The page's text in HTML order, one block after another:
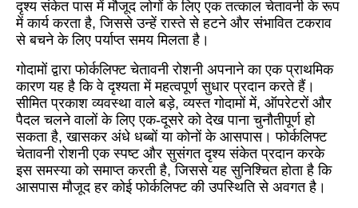
दृश्य संकेत पास में मौजूद लोगों के लिए एक तत्काल चेतावनी के रूप
में कार्य करता है, जिससे उन्हें रास्ते से हटने और संभावित टकराव
से बचने के लिए पर्याप्त समय मिलता है।​
गोदामों द्वारा फोर्कलिफ्ट चेतावनी रोशनी अपनाने का एक प्राथमिक
कारण यह है कि वे दृश्यता में महत्वपूर्ण सुधार प्रदान करते हैं।
सीमित प्रकाश व्यवस्था वाले बड़े, व्यस्त गोदामों में, ऑपरेटरों और
पैदल चलने वालों के लिए एक-दूसरे को देख पाना चुनौतीपूर्ण हो
सकता है, खासकर अंधे धब्बों या कोनों के आसपास। फोर्कलिफ्ट
चेतावनी रोशनी एक स्पष्ट और सुसंगत दृश्य संकेत प्रदान करके
इस समस्या को समाप्त करती है, जिससे यह सुनिश्चित होता है कि
आसपास मौजूद हर कोई फोर्कलिफ्ट की उपस्थिति से अवगत है।​